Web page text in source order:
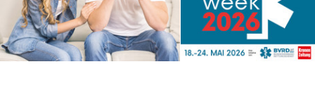
Google Analytics
Name: